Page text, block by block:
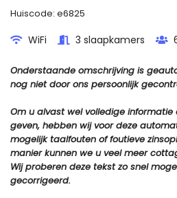
Huiscode: e6825
WiFi 3 slaapkamers
Onderstaande omschrijving is
nog niet door ons persoonlijk
Om u alvast wel volledige
geven, hebben wij voor deze
mogelijk taalfouten of foutieve
manier kunnen we u veel meer
Wij proberen deze tekst zo snel
gecorrigeerd.